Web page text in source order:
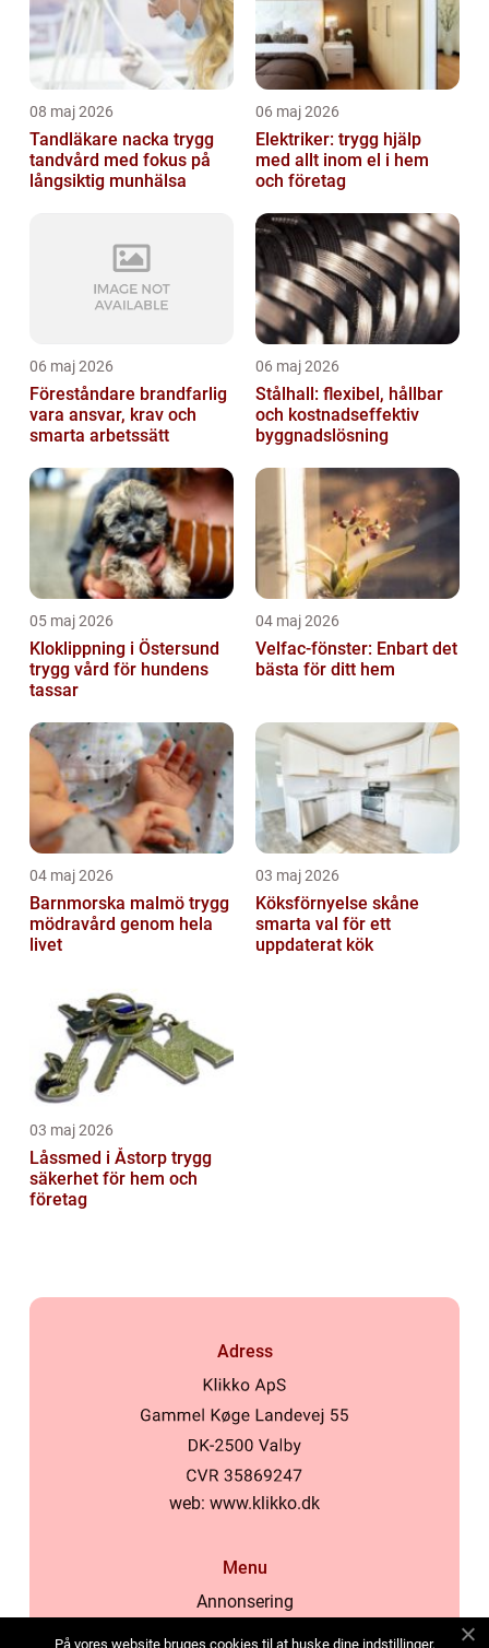
08 maj 2026
Tandläkare nacka trygg
tandvård med fokus på
långsiktig munhälsa
06 maj 2026
Elektriker: trygg hjälp
med allt inom el i hem
och företag
06 maj 2026
Föreståndare brandfarlig
vara ansvar, krav och
smarta arbetssätt
06 maj 2026
Stålhall: flexibel, hållbar
och kostnadseffektiv
byggnadslösning
05 maj 2026
Kloklippning i Östersund
trygg vård för hundens
tassar
04 maj 2026
Velfac-fönster: Enbart det
bästa för ditt hem
04 maj 2026
Barnmorska malmö trygg
mödravård genom hela
livet
03 maj 2026
Köksförnyelse skåne
smarta val för ett
uppdaterat kök
03 maj 2026
Låssmed i Åstorp trygg
säkerhet för hem och
företag
Adress
web: www.klikko.dk
Menu
Annonsering
På vores website bruges cookies til at huske dine indstillinger,